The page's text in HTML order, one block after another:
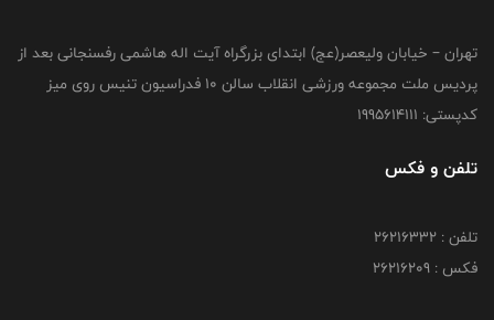
تهران – خیابان ولیعصر(عج) ابتدای بزرگراه آیت اله هاشمی رفسنجانی بعد از
پردیس ملت مجموعه ورزشی انقلاب سالن 10 فدراسیون تنیس روی میز
کدپستی: 1995614111
تلفن و فکس
تلفن : 26216332
فکس : 26216209